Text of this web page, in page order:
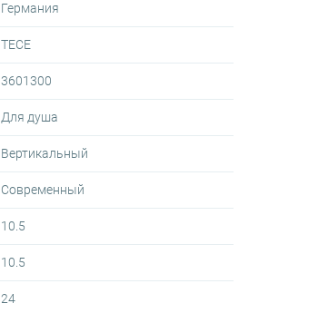
Германия
TECE
3601300
Для душа
Вертикальный
Современный
10.5
10.5
24